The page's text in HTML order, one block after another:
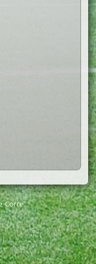
Corre